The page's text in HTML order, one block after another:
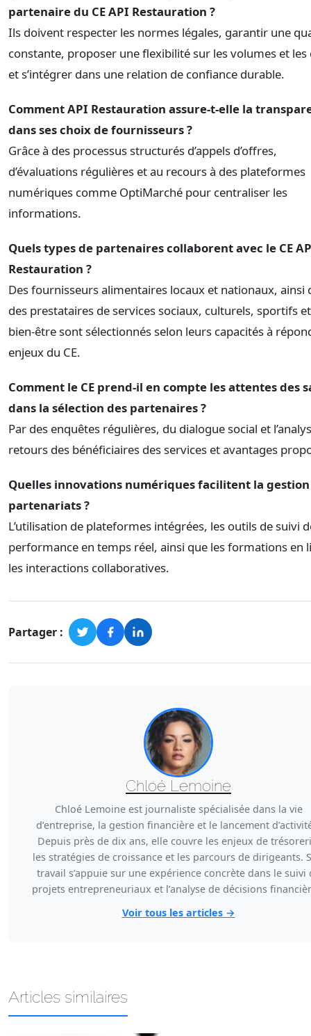
partenaire du CE API Restauration ?
Ils doivent respecter les normes légales, garantir une
constante, proposer une flexibilité sur les volumes et les
et s’intégrer dans une relation de confiance durable.
Comment API Restauration assure-t-elle la
dans ses choix de fournisseurs ?
Grâce à des processus structurés d’appels d’offres,
d’évaluations régulières et au recours à des plateformes
numériques comme OptiMarché pour centraliser les
informations.
Quels types de partenaires collaborent avec le CE
Restauration ?
Des fournisseurs alimentaires locaux et nationaux, ainsi
des prestataires de services sociaux, culturels, sportifs
bien-être sont sélectionnés selon leurs capacités à
enjeux du CE.
Comment le CE prend-il en compte les attentes des
dans la sélection des partenaires ?
Par des enquêtes régulières, du dialogue social et
retours des bénéficiaires des services et avantages
Quelles innovations numériques facilitent la gestion
partenariats ?
L’utilisation de plateformes intégrées, les outils de suivi
performance en temps réel, ainsi que les formations en
les interactions collaboratives.
Partager :
Chloé Lemoine
Chloé Lemoine est journaliste spécialisée dans la vie
d’entreprise, la gestion financière et le lancement
Depuis près de dix ans, elle couvre les enjeux de
les stratégies de croissance et les parcours de dirigeants.
travail s’appuie sur une expérience concrète dans le suivi
projets entrepreneuriaux et l’analyse de décisions
Voir tous les articles →
Articles similaires